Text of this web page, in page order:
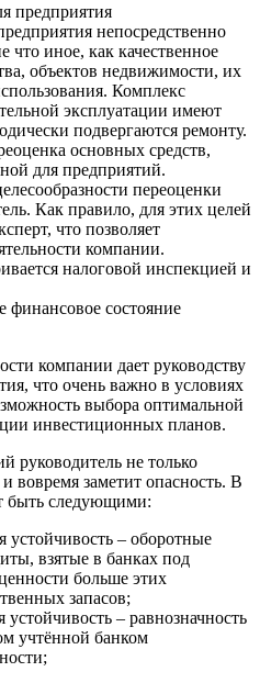
предприятия
непосредственно
что иное, как качественное
объектов недвижимости, их
Комплекс
эксплуатации имеют
подвергаются ремонту.
основных средств,
для предприятий.
переоценки
Как правило, для этих целей
что позволяет
компании.
налоговой инспекцией и
финансовое состояние
компании дает руководству
что очень важно в условиях
выбора оптимальной
инвестиционных планов.
руководитель не только
вовремя заметит опасность. В
быть следующими:
устойчивость – оборотные
взятые в банках под
больше этих
запасов;
– равнозначность
учтённой банком